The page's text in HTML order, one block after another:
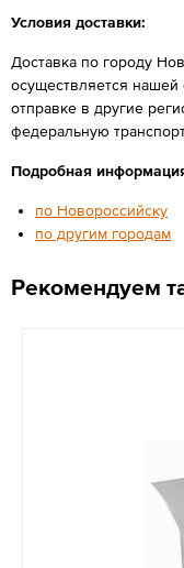
Условия доставки:
Доставка по городу
осуществляется нашей
отправке в другие
федеральную
Подробная
по Новороссийску
по другим городам
Рекомендуем